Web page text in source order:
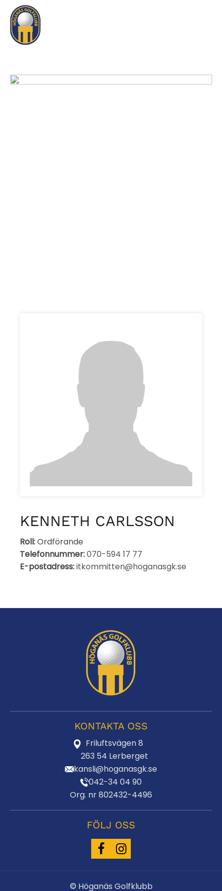
KENNETH CARLSSON
Roll:Ordförande
Telefonnummer:070-594 17 77
E-postadress:itkommitten@hoganasgk.se
KONTAKTA OSS
Friluftsvägen 8
263 54 Lerberget
kansli@hoganasgk.se
042-34 04 90
Org. nr 802432-4496
FÖLJ OSS
© Höganäs Golfklubb